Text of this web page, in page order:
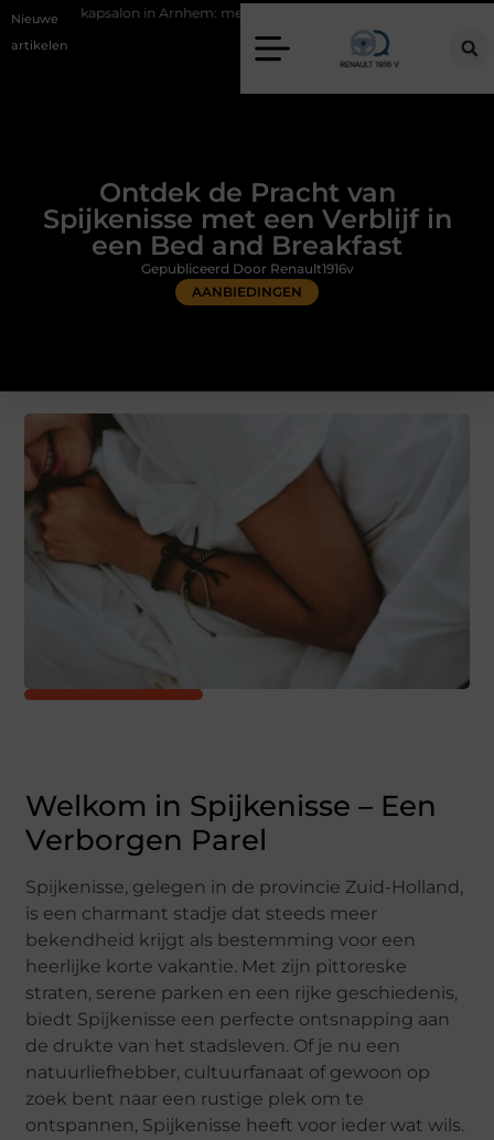
Nieuwe
artikelen
Arnhem: meer dan alleen een knipbeurt
Ontdek de Pracht van
Spijkenisse met een Verblijf in
een Bed and Breakfast
AANBIEDINGEN
Gepubliceerd Door Renault1916v
Welkom in Spijkenisse – Een
Verborgen Parel
Spijkenisse, gelegen in de provincie Zuid-Holland,
is een charmant stadje dat steeds meer
bekendheid krijgt als bestemming voor een
heerlijke korte vakantie. Met zijn pittoreske
straten, serene parken en een rijke geschiedenis,
biedt Spijkenisse een perfecte ontsnapping aan
de drukte van het stadsleven. Of je nu een
natuurliefhebber, cultuurfanaat of gewoon op
zoek bent naar een rustige plek om te
ontspannen, Spijkenisse heeft voor ieder wat wils.